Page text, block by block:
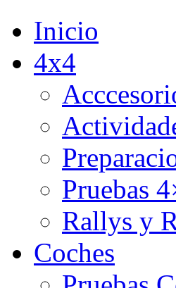
Inicio
4x4
Pruebas
Rallys y
Coches